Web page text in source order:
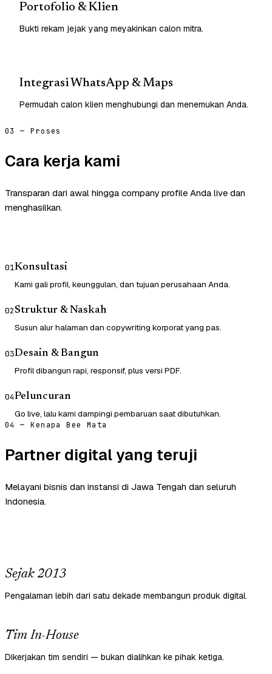
Portofolio & Klien
Bukti rekam jejak yang meyakinkan calon mitra.
Integrasi WhatsApp & Maps
Permudah calon klien menghubungi dan menemukan Anda.
03 — Proses
Cara kerja kami
Transparan dari awal hingga company profile Anda live dan
menghasilkan.
01Konsultasi
Kami gali profil, keunggulan, dan tujuan perusahaan Anda.
02Struktur & Naskah
Susun alur halaman dan copywriting korporat yang pas.
03Desain & Bangun
Profil dibangun rapi, responsif, plus versi PDF.
04Peluncuran
Go live, lalu kami dampingi pembaruan saat dibutuhkan.
04 — Kenapa Bee Mata
Partner digital yang teruji
Melayani bisnis dan instansi di Jawa Tengah dan seluruh
Indonesia.
Sejak 2013
Pengalaman lebih dari satu dekade membangun produk digital.
Tim In-House
Dikerjakan tim sendiri — bukan dialihkan ke pihak ketiga.